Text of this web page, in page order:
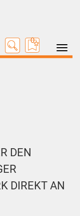
Toggle
0
DEN
DIREKT AN